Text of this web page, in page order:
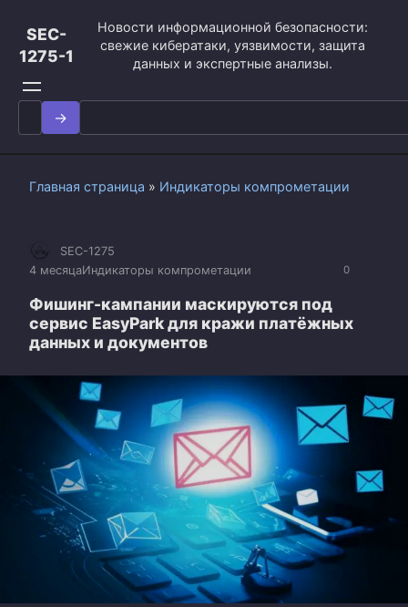
контенту
SEC-
1275-1
Новости информационной безопасности:
свежие кибератаки, уязвимости, защита
данных и экспертные анализы.
Search
for:
Главная страница » Индикаторы компрометации
0
SEC-1275
4 месяцаИндикаторы компрометации
Фишинг-кампании маскируются под
сервис EasyPark для кражи платёжных
данных и документов